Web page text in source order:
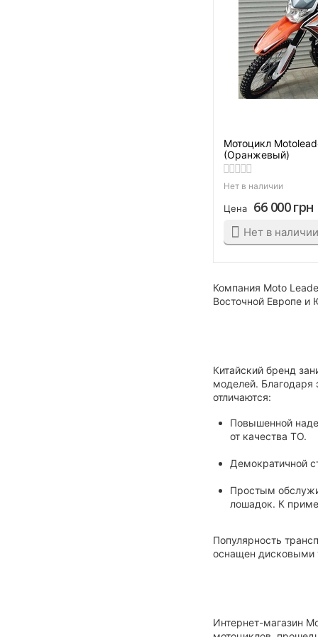
Компания Moto
Восточной Европе и
Китайский бренд
моделей. Благодаря
отличаются:
Повышенной
от качества ТО.
Демократичной
Простым
лошадок. К
Популярность
оснащен дисковыми
Интернет-магазин
Мотоцикл
(Оранжевый)
Нет в наличии
Цена 66 000грн
Нет в наличии